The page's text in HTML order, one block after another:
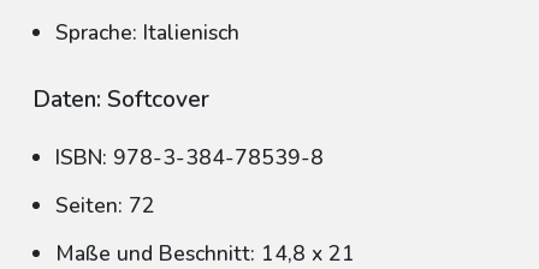
Sprache: Italienisch
Daten: Softcover
ISBN: 978-3-384-78539-8
Seiten: 72
Maße und Beschnitt: 14,8 x 21